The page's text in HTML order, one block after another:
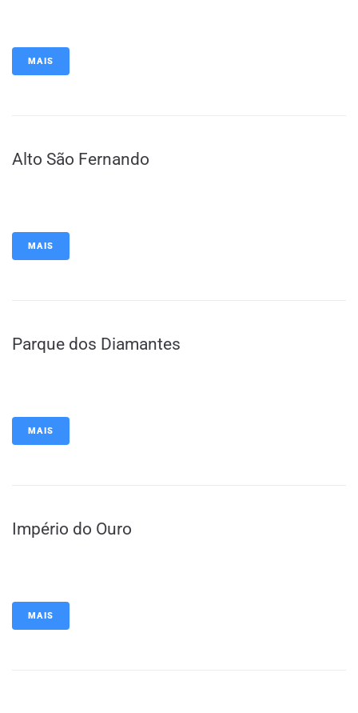
MAIS
Alto São Fernando
MAIS
Parque dos Diamantes
MAIS
Império do Ouro
MAIS